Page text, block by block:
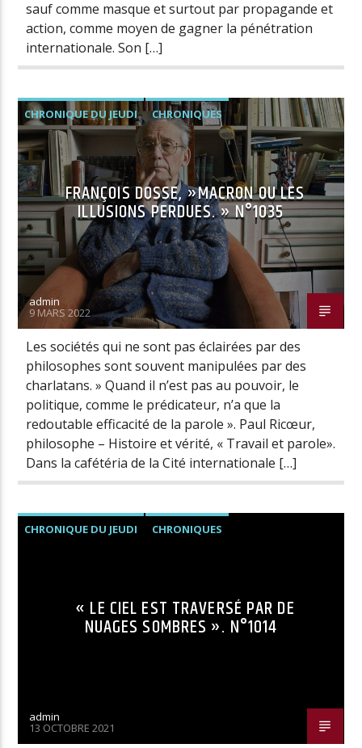
sauf comme masque et surtout par propagande et
action, comme moyen de gagner la pénétration
internationale. Son […]
CHRONIQUE DU JEUDI CHRONIQUES
FRANÇOIS DOSSE, »MACRON OU LES
ILLUSIONS PERDUES. » N°1035
admin
9 MARS 2022
Les sociétés qui ne sont pas éclairées par des
philosophes sont souvent manipulées par des
charlatans. » Quand il n’est pas au pouvoir, le
politique, comme le prédicateur, n’a que la
redoutable efficacité de la parole ». Paul Ricœur,
philosophe – Histoire et vérité, « Travail et parole».
Dans la cafétéria de la Cité internationale […]
CHRONIQUE DU JEUDI CHRONIQUES
« LE CIEL EST TRAVERSÉ PAR DE
NUAGES SOMBRES ». N°1014
admin
13 OCTOBRE 2021